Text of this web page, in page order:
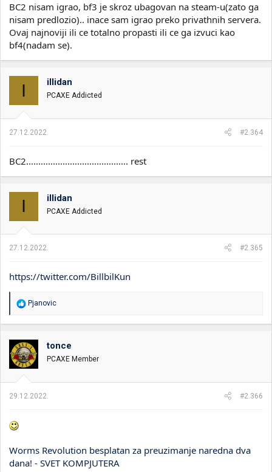
BC2 nisam igrao, bf3 je skroz ubagovan na steam-u(zato ga
nisam predlozio).. inace sam igrao preko privathnih servera.
Ovaj najnoviji ili ce totalno propasti ili ce ga izvuci kao
bf4(nadam se).
I illidan
PCAXE Addicted
27.12.2022. #2.364
BC2.......................................... rest
I illidan
PCAXE Addicted
27.12.2022. #2.365
https://twitter.com/BillbilKun
R
a
o
v
a
n
:
Pjanovic
tonce
PCAXE Member
29.12.2022. #2.366
Worms Revolution besplatan za preuzimanje naredna dva
dana! - SVET KOMPJUTERA